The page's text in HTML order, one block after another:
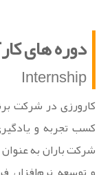
دوره های
Internship
کارورزی در شرکت
کسب تجربه و
شرکت باران به